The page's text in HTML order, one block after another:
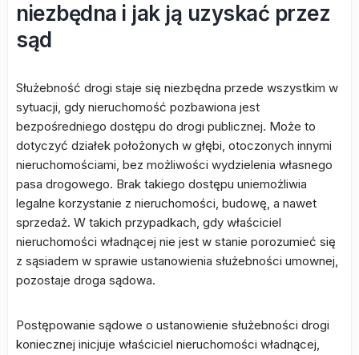
niezbędna i jak ją uzyskać przez
sąd
Służebność drogi staje się niezbędna przede wszystkim w
sytuacji, gdy nieruchomość pozbawiona jest
bezpośredniego dostępu do drogi publicznej. Może to
dotyczyć działek położonych w głębi, otoczonych innymi
nieruchomościami, bez możliwości wydzielenia własnego
pasa drogowego. Brak takiego dostępu uniemożliwia
legalne korzystanie z nieruchomości, budowę, a nawet
sprzedaż. W takich przypadkach, gdy właściciel
nieruchomości władnącej nie jest w stanie porozumieć się
z sąsiadem w sprawie ustanowienia służebności umownej,
pozostaje droga sądowa.
Postępowanie sądowe o ustanowienie służebności drogi
koniecznej inicjuje właściciel nieruchomości władnącej,